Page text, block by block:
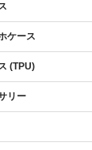
ケース
(TPU)
リー